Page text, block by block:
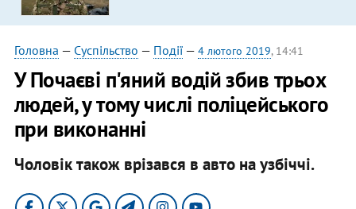
Головна — Суспільство — Події— 4 лютого 2019, 14:41
У Почаєві п'яний водій збив трьох
людей, у тому числі поліцейського
при виконанні
Чоловік також врізався в авто на узбіччі.